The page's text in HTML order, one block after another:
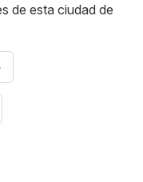
de esta ciudad de